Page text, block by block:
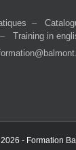
–
Training in
- Formation